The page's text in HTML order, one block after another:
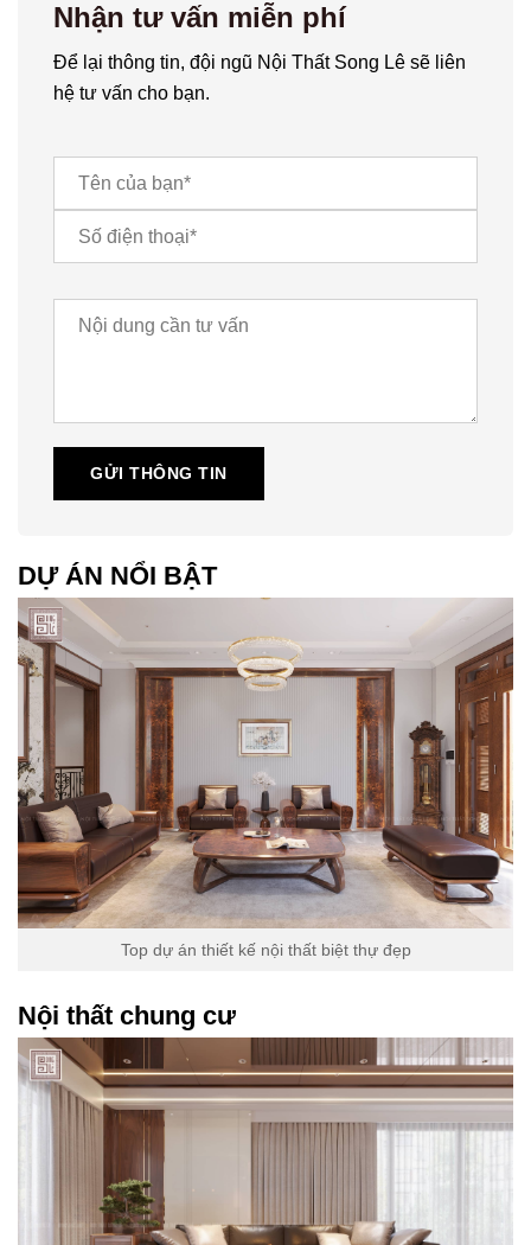
Nhận tư vấn miễn phí
Để lại thông tin, đội ngũ Nội Thất Song Lê sẽ liên
hệ tư vấn cho bạn.
GỬI THÔNG TIN
DỰ ÁN NỔI BẬT
Top dự án thiết kế nội thất biệt thự đẹp
Nội thất chung cư